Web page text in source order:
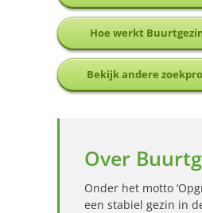
Hoe werkt
Bekijk andere
Over
Onder het motto
een stabiel gezin in